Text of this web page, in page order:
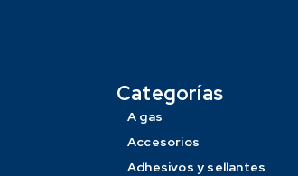
Categorías
A gas
Accesorios
Adhesivos y sellantes